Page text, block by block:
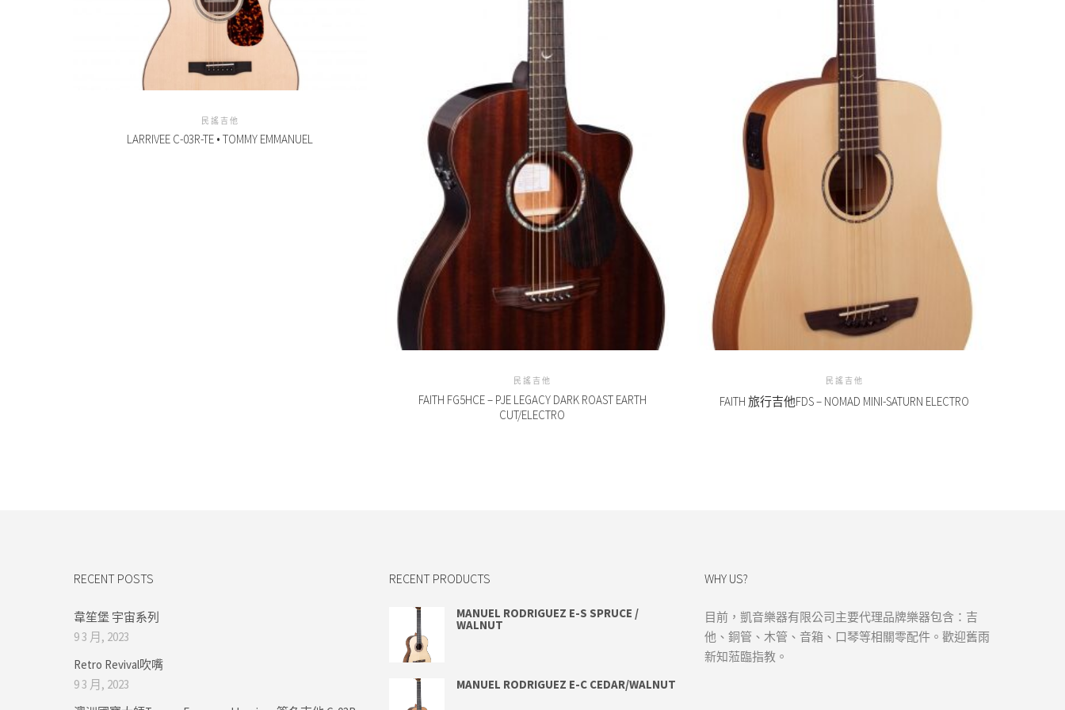
民謠吉他
LARRIVEE C-03R-TE • TOMMY EMMANUEL
民謠吉他
FAITH FG5HCE – PJE LEGACY DARK ROAST EARTH
CUT/ELECTRO
民謠吉他
FAITH 旅行吉他FDS – NOMAD MINI-SATURN ELECTRO
RECENT POSTS
韋笙堡 宇宙系列
9 3 月, 2023
Retro Revival吹嘴
9 3 月, 2023
RECENT PRODUCTS
MANUEL RODRIGUEZ E-S SPRUCE /
WALNUT
MANUEL RODRIGUEZ E-C CEDAR/WALNUT
WHY US?
目前，凱音樂器有限公司主要代理品牌樂器包含：吉
他、銅管、木管、音箱、口琴等相關零配件。歡迎舊雨
新知蒞臨指教。